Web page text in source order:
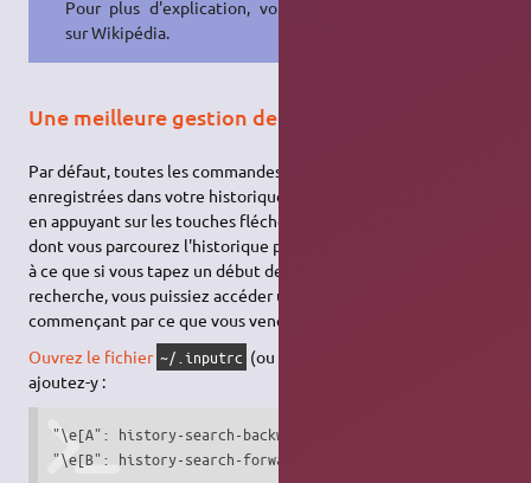
Pour plus d'explication, voir
sur Wikipédia.
Une meilleure gestion de l'historique
Par défaut, toutes les commandes tapées dans un terminal sont
enregistrées dans votre historique et vous pouvez les retrouver
en appuyant sur les touches fléchées
dont vous parcourez l'historique peut être améliorée de façon
à ce que si vous tapez un début de commande avant votre
recherche, vous puissiez accéder uniquement aux entrées
commençant par ce que vous venez de taper. Vous me suivez ?
Ouvrez le fichier ~/.inputrc (ou créer-le s'il n'existe pas) et
ajoutez-y :
"\e[A": history-search-backward
"\e[B": history-search-forward